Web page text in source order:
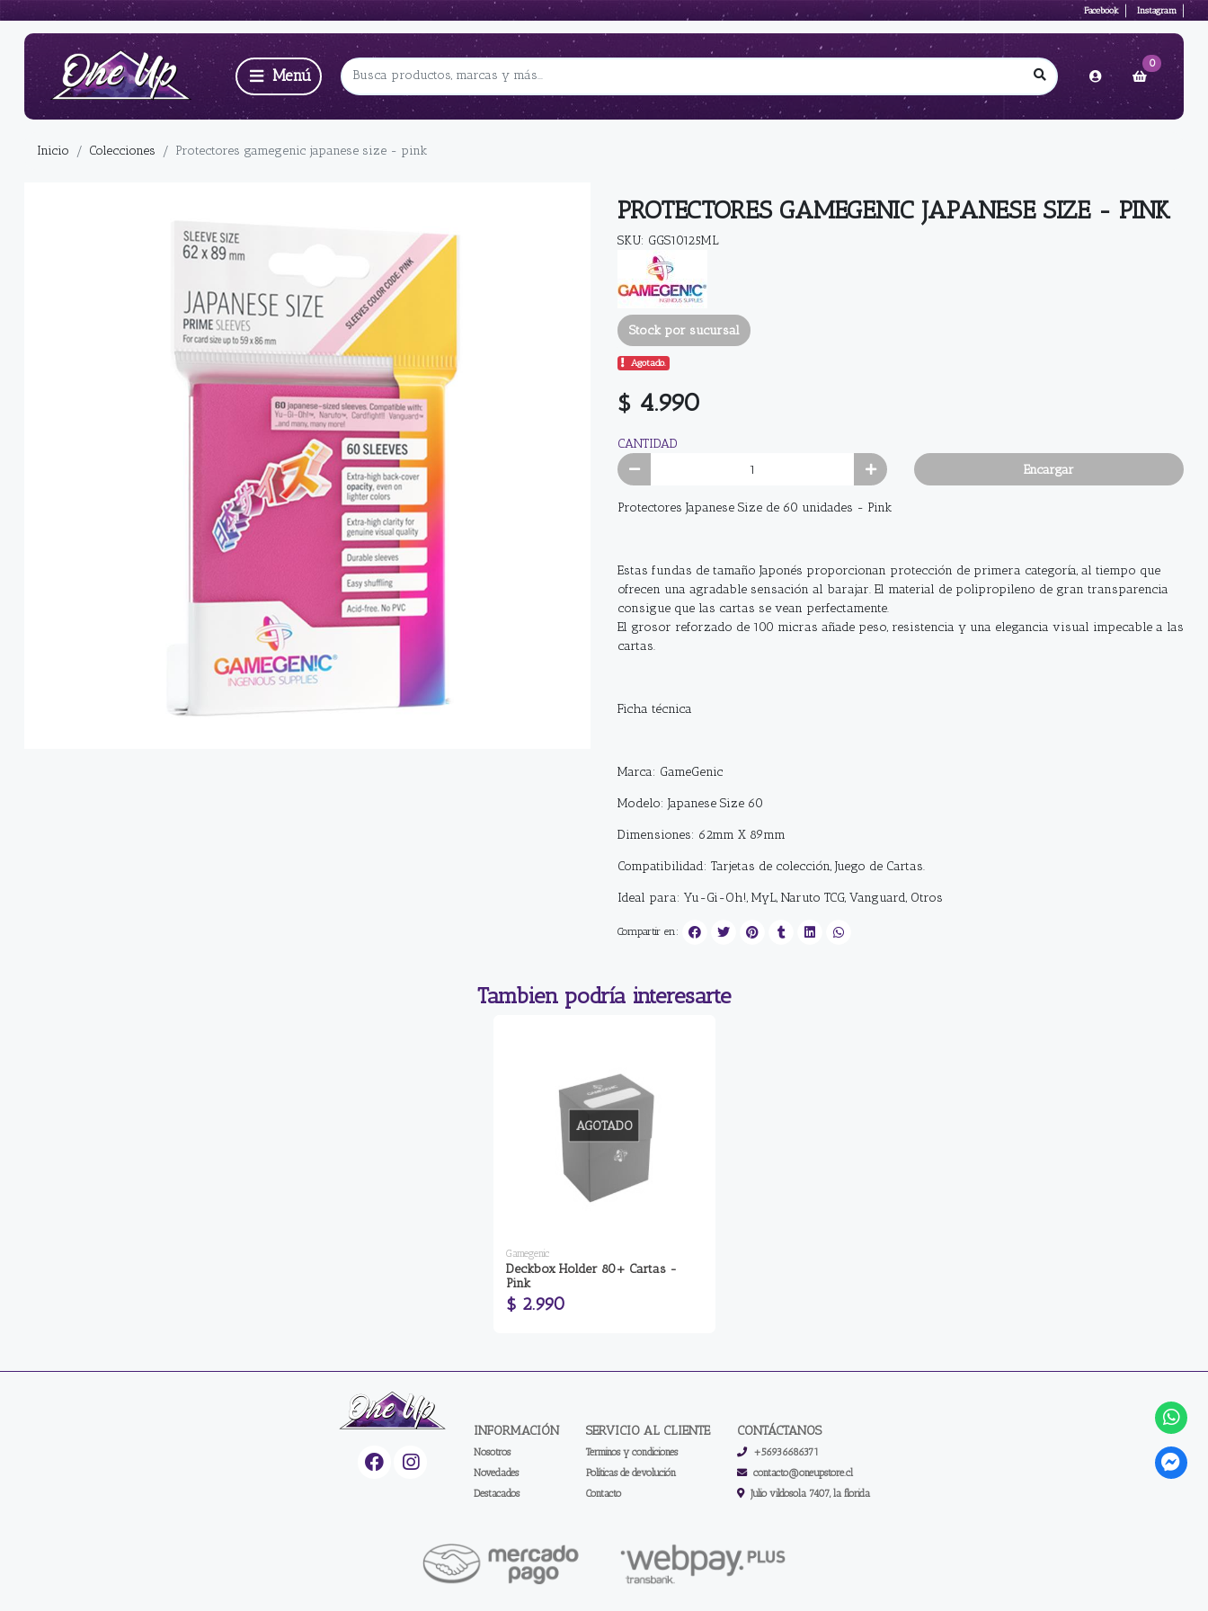
Facebook Instagram
0
Inicio Colecciones Protectores gamegenic japanese size - pink
PROTECTORES GAMEGENIC JAPANESE SIZE - PINK
SKU: GGS10125ML
Stock por sucursal
Agotado.
$ 4.990
CANTIDAD
Encargar
Protectores Japanese Size de 60 unidades - Pink
Estas fundas de tamaño Japonés proporcionan protección de primera categoría, al tiempo que
ofrecen una agradable sensación al barajar. El material de polipropileno de gran transparencia
consigue que las cartas se vean perfectamente.
El grosor reforzado de 100 micras añade peso, resistencia y una elegancia visual impecable a las
cartas.
Ficha técnica
Marca: GameGenic
Modelo: Japanese Size 60
Dimensiones: 62mm X 89mm
Compatibilidad: Tarjetas de colección, Juego de Cartas.
Ideal para: Yu-Gi-Oh!, MyL, Naruto TCG, Vanguard, Otros
Compartir en:
Tambien podría interesarte
AGOTADO
Gamegenic
Deckbox Holder 80+ Cartas -
Pink
$ 2.990
INFORMACIÓN
Nosotros
Novedades
Destacados
SERVICIO AL CLIENTE
Terminos y condiciones
Políticas de devolución
Contacto
CONTÁCTANOS
+56936686371
contacto@oneupstore.cl
Julio vildosola 7407, la florida